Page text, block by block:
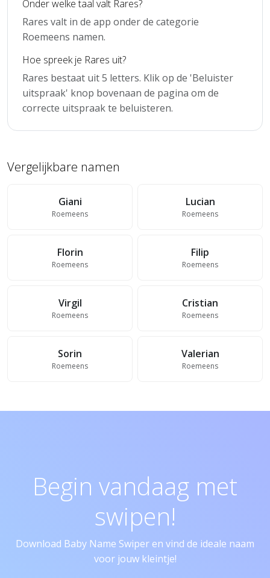
Onder welke taal valt Rares?
Rares valt in de app onder de categorie
Roemeens namen.
Hoe spreek je Rares uit?
Rares bestaat uit 5 letters. Klik op de 'Beluister
uitspraak' knop bovenaan de pagina om de
correcte uitspraak te beluisteren.
Vergelijkbare namen
Giani
Roemeens
Lucian
Roemeens
Florin
Roemeens
Filip
Roemeens
Virgil
Roemeens
Cristian
Roemeens
Sorin
Roemeens
Valerian
Roemeens
Begin vandaag met
swipen!
Download Baby Name Swiper en vind de ideale naam
voor jouw kleintje!